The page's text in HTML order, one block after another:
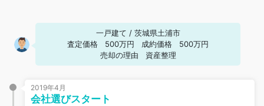
一戸建て / 茨城県土浦市
査定価格
500万円 成約価格
500万円
売却の理由
資産整理
2019年4月
会社選びスタート